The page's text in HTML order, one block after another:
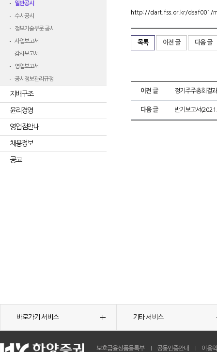
일반공시
수시공시
정보기술부문 공시
사업보고서
감사보고서
영업보고서
공시정보관리규정
지배구조
윤리경영
영업점안내
채용정보
공고
http://dart.fss.or.kr/dsaf001/
목록 이전 글 다음 글
이전 글 정기주주총회결과
다음 글 반기보고서
바로가기 서비스 기타 서비스
보호금융상품등록부 공동인증안내 이용